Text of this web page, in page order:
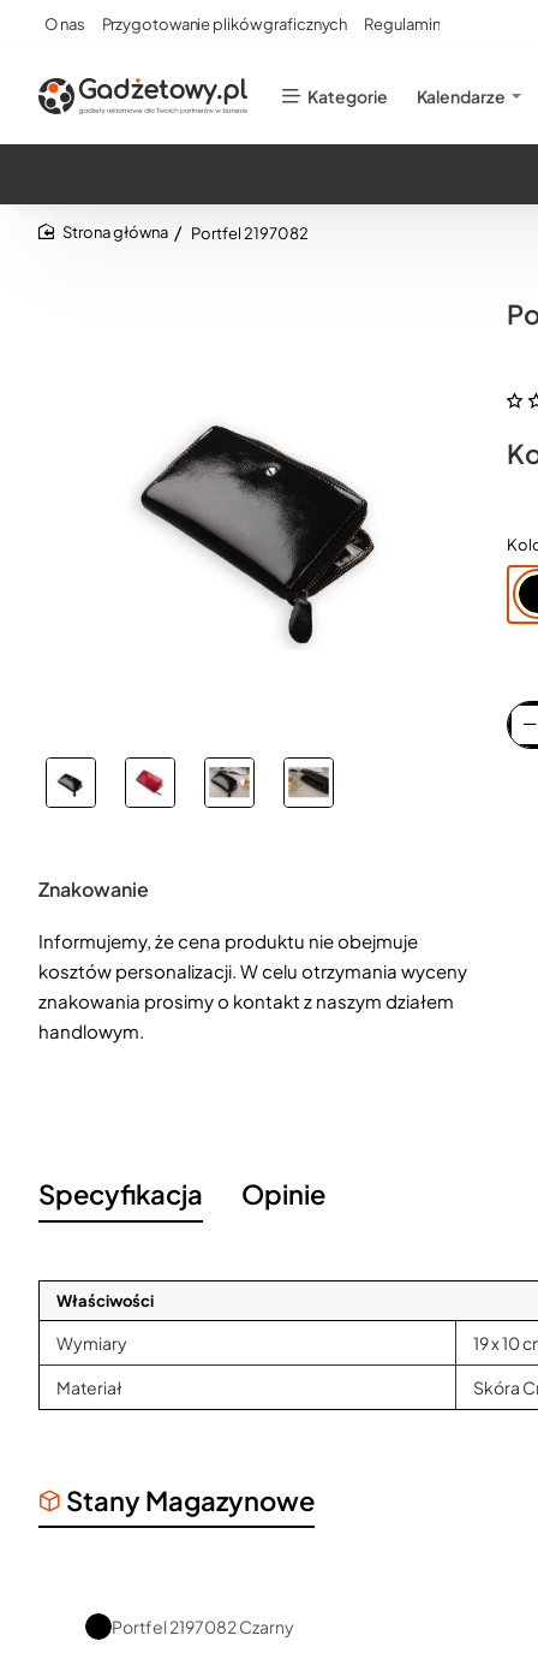
O nas Przygotowanie plików graficznych Regulamin
Kategorie Kalendarze
Portfel 2197082
Znakowanie
Informujemy, że cena produktu nie obejmuje
kosztów personalizacji. W celu otrzymania wyceny
znakowania prosimy o kontakt z naszym działem
handlowym.
Specyfikacja Opinie
Właściwości
Wymiary 19 x 10
Materiał Skóra
Stany Magazynowe
Portfel 2197082 Czarny